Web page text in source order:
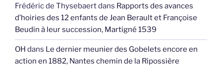
Frédéric de Thysebaertdans Rapports des avances
d’hoiries des 12 enfants de Jean Berault et Françoise
Beudin à leur succession, Martigné 1539
OH dans Le dernier meunier des Gobelets encore en
action en 1882, Nantes chemin de la Ripossière